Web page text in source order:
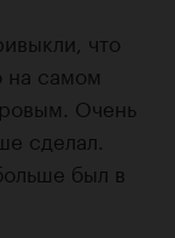
что
на самом
Очень
сделал.
был в